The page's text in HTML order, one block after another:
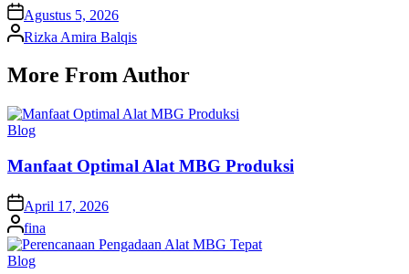
on Agustus 5, 2026
Posted
by
Rizka Amira Balqis
More From Author
Posted
Blog
Manfaat Optimal Alat MBG Produksi
on April 17, 2026
Posted
by
fina
Posted
Blog